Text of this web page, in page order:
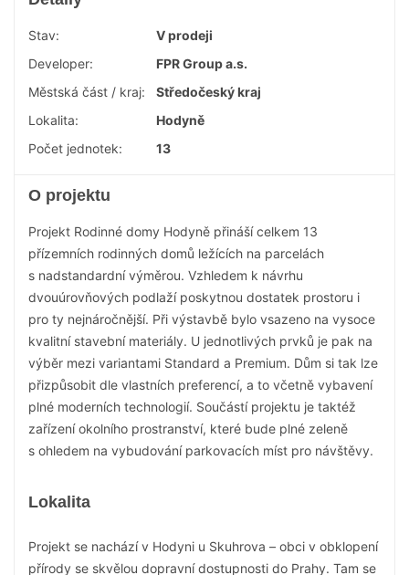
Stav:
V prodeji
Developer:
FPR Group a.s.
Městská část / kraj:
Středočeský kraj
Lokalita:
Hodyně
Počet jednotek:
13
O projektu
Projekt Rodinné domy Hodyně přináší celkem 13
přízemních rodinných domů ležících na parcelách
s nadstandardní výměrou. Vzhledem k návrhu
dvouúrovňových podlaží poskytnou dostatek prostoru i
pro ty nejnáročnější. Při výstavbě bylo vsazeno na vysoce
kvalitní stavební materiály. U jednotlivých prvků je pak na
výběr mezi variantami Standard a Premium. Dům si tak lze
přizpůsobit dle vlastních preferencí, a to včetně vybavení
plné moderních technologií. Součástí projektu je taktéž
zařízení okolního prostranství, které bude plné zeleně
s ohledem na vybudování parkovacích míst pro návštěvy.
Lokalita
Projekt se nachází v Hodyni u Skuhrova – obci v obklopení
přírody se skvělou dopravní dostupnosti do Prahy. Tam se